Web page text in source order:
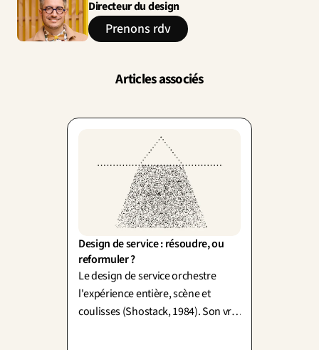
Directeur du design
Prenons rdv
Articles associés
Design de service : résoudre, ou
reformuler ?
Le design de service orchestre
l'expérience entière, scène et
coulisses (Shostack, 1984). Son vrai